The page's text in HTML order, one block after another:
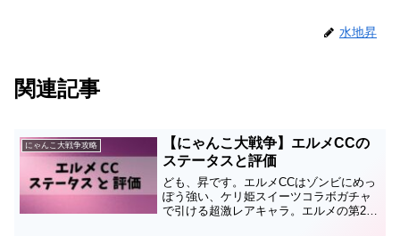
水地昇
関連記事
にゃんこ大戦争攻略
【にゃんこ大戦争】エルメCCの
ステータスと評価
ども、昇です。エルメCCはゾンビにめっ
ぽう強い、ケリ姫スイーツコラボガチャ
で引ける超激レアキャラ。エルメの第2形